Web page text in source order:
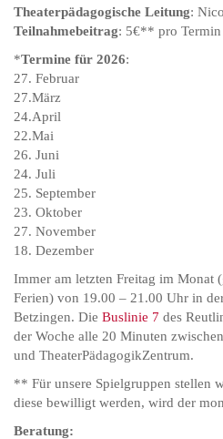
Theaterpädagogische Leitung:
Teilnahmebeitrag: 5€** pro Termin
*Termine für 2026:
27. Februar
27.März
24.April
22.Mai
26. Juni
24. Juli
25. September
23. Oktober
27. November
18. Dezember
Immer am letzten Freitag im Monat
Ferien) von 19.00 – 21.00 Uhr in
Betzingen. Die Buslinie 7 des
der Woche alle 20 Minuten
und TheaterPädagogikZentrum.
** Für unsere Spielgruppen stellen
diese bewilligt werden, wird der
Beratung: